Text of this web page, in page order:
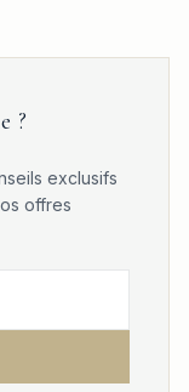
?
exclusifs
offres